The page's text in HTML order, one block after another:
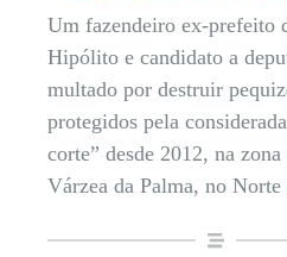
Um fazendeiro ex-prefeito
Hipólito e candidato a
multado por destruir
protegidos pela
corte” desde 2012, na
Várzea da Palma, no Norte